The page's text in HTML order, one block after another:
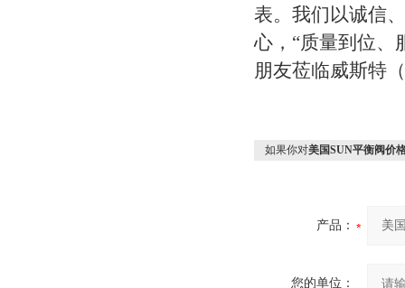
表。我们以诚信
心，“质量到位、
朋友莅临威斯特
如果你对美国SUN平衡阀价
产品：
您的单位：